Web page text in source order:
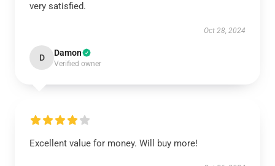
very satisfied.
Oct 28, 2024
D Damon
Verified owner
Excellent value for money. Will buy more!